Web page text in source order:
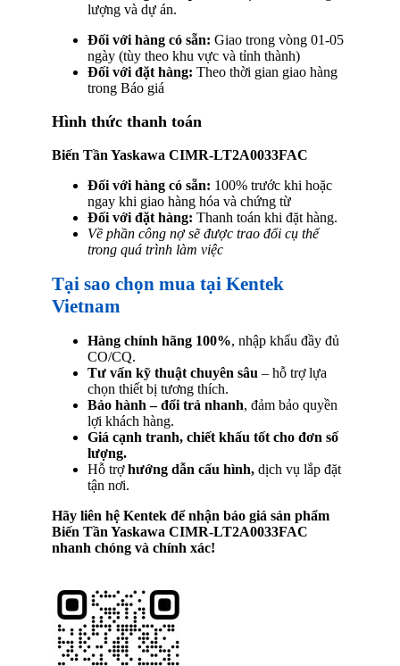
lượng và dự án.
Đối với hàng có sẵn: Giao trong vòng 01-05
ngày (tùy theo khu vực và tỉnh thành)
Đối với đặt hàng: Theo thời gian giao hàng
trong Báo giá
Hình thức thanh toán
Biến Tần Yaskawa CIMR-LT2A0033FAC
Đối với hàng có sẵn: 100% trước khi hoặc
ngay khi giao hàng hóa và chứng từ
Đối với đặt hàng: Thanh toán khi đặt hàng.
Về phần công nợ sẽ được trao đổi cụ thể
trong quá trình làm việc
Tại sao chọn mua tại Kentek
Vietnam
Hàng chính hãng 100%, nhập khẩu đầy đủ
CO/CQ.
Tư vấn kỹ thuật chuyên sâu – hỗ trợ lựa
chọn thiết bị tương thích.
Bảo hành – đổi trả nhanh, đảm bảo quyền
lợi khách hàng.
Giá cạnh tranh, chiết khấu tốt cho đơn số
lượng.
Hỗ trợhướng dẫn cấu hình, dịch vụ lắp đặt
tận nơi.
Hãy liên hệ Kentek để nhận báo giá sản phẩm
Biến Tần Yaskawa CIMR-LT2A0033FAC
nhanh chóng và chính xác!